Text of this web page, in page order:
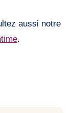
aussi notre
.